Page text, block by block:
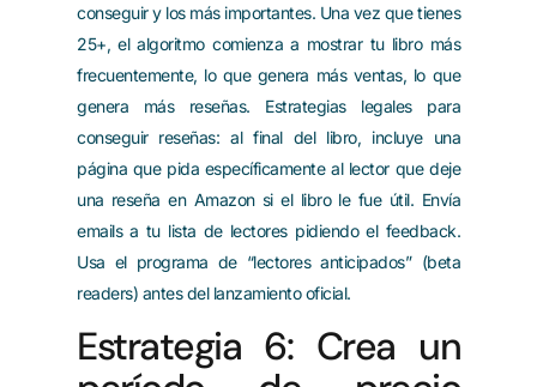
conseguir y los más importantes. Una vez que tienes
25+, el algoritmo comienza a mostrar tu libro más
frecuentemente, lo que genera más ventas, lo que
genera más reseñas. Estrategias legales para
conseguir reseñas: al final del libro, incluye una
página que pida específicamente al lector que deje
una reseña en Amazon si el libro le fue útil. Envía
emails a tu lista de lectores pidiendo el feedback.
Usa el programa de “lectores anticipados” (beta
readers) antes del lanzamiento oficial.
Estrategia 6: Crea un